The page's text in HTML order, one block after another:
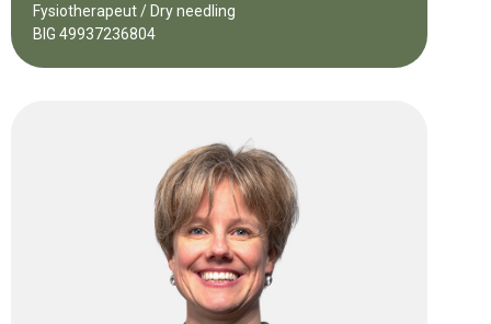
Fysiotherapeut / Dry needling
BIG 49937236804